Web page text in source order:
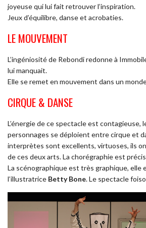
joyeuse qui lui fait retrouver l’inspiration.
Jeux d’équilibre, danse et acrobaties.
LE MOUVEMENT
L’ingéniosité de Rebondi redonne à
lui manquait.
Elle se remet en mouvement dans un
CIRQUE & DANSE
L’énergie de ce spectacle est contagieuse,
personnages se déploient entre cirque et
interprètes sont excellents, virtuoses, ils
de ces deux arts. La chorégraphie est
La scénographique est très graphique, elle
l’illustratrice Betty Bone. Le spectacle